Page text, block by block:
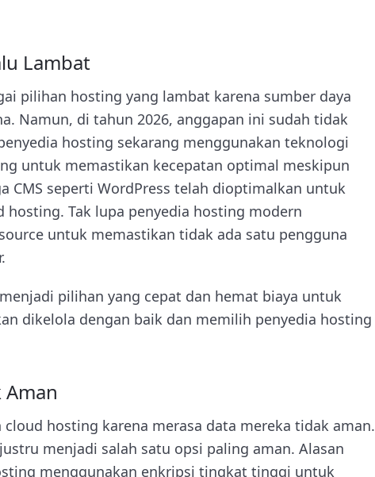
Lambat
pilihan hosting yang lambat karena sumber daya
Namun, di tahun 2026, anggapan ini sudah tidak
hosting sekarang menggunakan teknologi
untuk memastikan kecepatan optimal meskipun
CMS seperti WordPress telah dioptimalkan untuk
hosting. Tak lupa penyedia hosting modern
untuk memastikan tidak ada satu pengguna
pilihan yang cepat dan hemat biaya untuk
dikelola dengan baik dan memilih penyedia hosting
hosting karena merasa data mereka tidak aman.
menjadi salah satu opsi paling aman. Alasan
menggunakan enkripsi tingkat tinggi untuk